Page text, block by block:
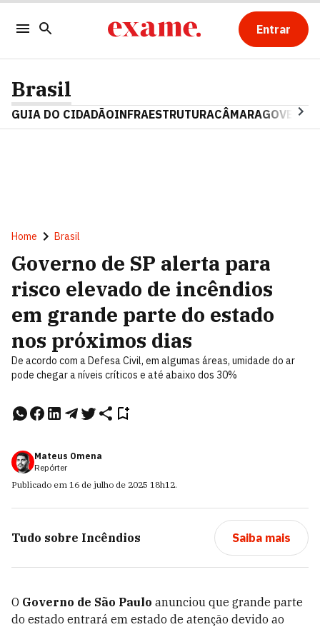
Entrar
Brasil
GUIA DO CIDADÃOINFRAESTRUTURACÂMARAGOVERNO
Home Brasil
Governo de SP alerta para
risco elevado de incêndios
em grande parte do estado
nos próximos dias
De acordo com a Defesa Civil, em algumas áreas, umidade do ar
pode chegar a níveis críticos e até abaixo dos 30%
Mateus Omena
Repórter
Publicado em 16 de julho de 2025 18h12.
Tudo sobre Incêndios Saiba mais
O Governo de São Paulo anunciou que grande parte
do estado entrará em estado de atenção devido ao